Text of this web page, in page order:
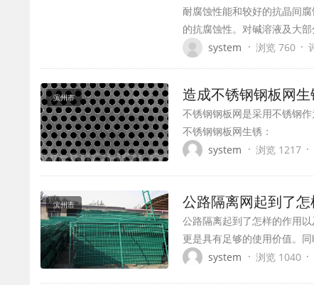
耐腐蚀性能和较好的抗晶间
的抗腐蚀性。对碱溶液及大
system · 浏览 760 ·
滨州市 造成不锈钢钢板网
不锈钢钢板网是采用不锈钢
不锈钢钢板网生锈：
system · 浏览 1217 ·
滨州市 公路隔离网起到了
公路隔离起到了怎样的作用
更是具有足够的使用价值。
system · 浏览 1040 ·